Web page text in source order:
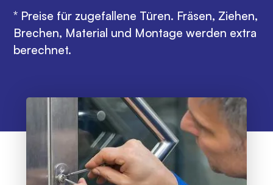
* Preise für zugefallene Türen. Fräsen, Ziehen,
Brechen, Material und Montage werden extra
berechnet.